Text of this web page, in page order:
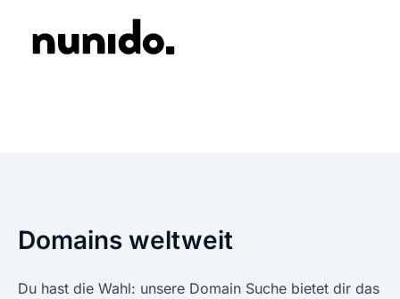
Domains weltweit
Du hast die Wahl: unsere Domain Suche bietet dir das